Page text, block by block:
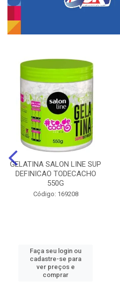
GELATINA SALON LINE SUP
DEFINICAO TODECACHO
550G
Código: 169208
Faça seu login ou
cadastre-se para
ver preços e
comprar